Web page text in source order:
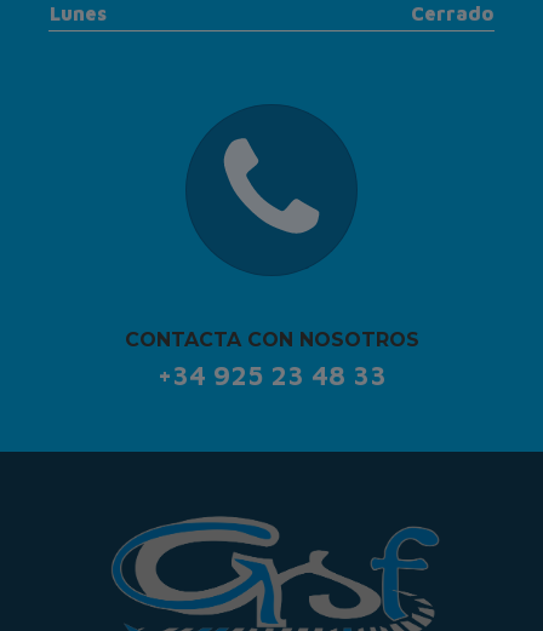
Lunes
Cerrado
CONTACTA CON NOSOTROS
+34 925 23 48 33